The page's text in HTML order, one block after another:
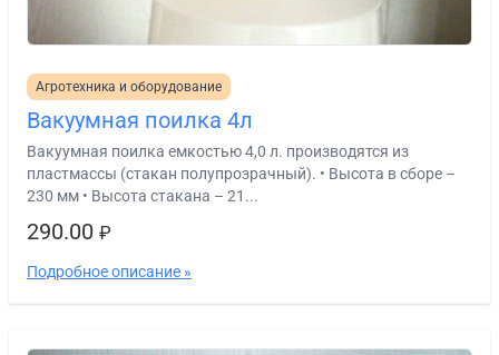
Агротехника и оборудование
Вакуумная поилка 4л
Вакуумная поилка емкостью 4,0 л. производятся из
пластмассы (стакан полупрозрачный). • Высота в сборе –
230 мм • Высота стакана – 21...
290.00 ₽
Подробное описание »